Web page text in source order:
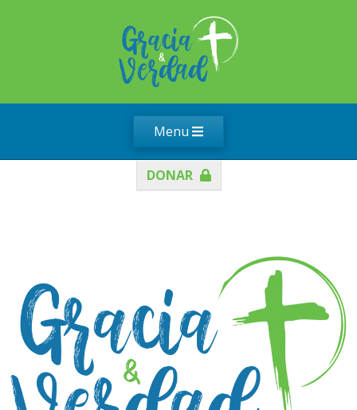
Menu
DONAR